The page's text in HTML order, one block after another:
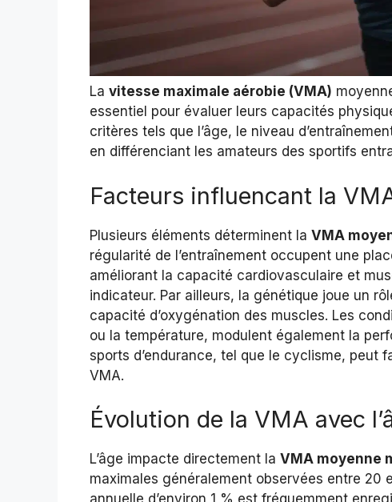
La vitesse maximale aérobie (VMA)
essentiel pour évaluer leurs capacités
critères tels que l’âge, le niveau
en différenciant les amateurs des sportifs
Facteurs influencant la
Plusieurs éléments déterminent la VMA
régularité de l’entraînement occupent une
améliorant la capacité cardiovasculaire et
indicateur. Par ailleurs, la génétique joue un
capacité d’oxygénation des muscles. Les
ou la température, modulent également la
sports d’endurance, tel que le cyclisme, peut
VMA.
Évolution de la VMA avec
L’âge impacte directement la VMA moyenne
maximales généralement observées entre 20